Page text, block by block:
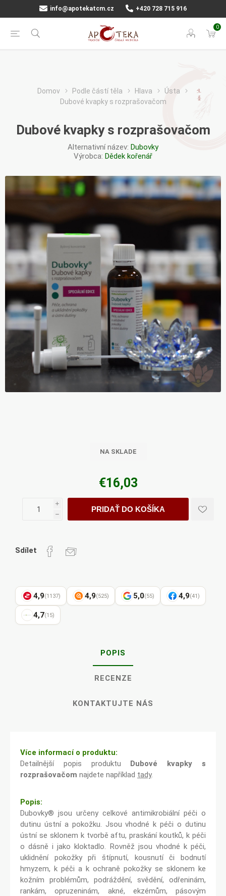
info@apotekatcm.cz +420 728 715 916
0
Domov Podle částí těla Hlava
Ústa
Dubové kvapky s rozprašovačom
Dubové kvapky s rozprašovačom
Alternativní název: Dubovky
Výrobca: Dědek kořenář
NA SKLADE
€16,03
i
h
PRIDAŤ DO KOŠÍKA
Sdílet
4,9(1137) 4,9(525) 5,0(55) 4,9(41)
4,7(15)
POPIS
RECENZE
KONTAKTUJTE NÁS
Více informací o produktu:
Detailnější popis produktu Dubové kvapky s
rozprašovačom najdete například tady.
Popis:
Dubovky® jsou určeny celkové antimikrobiální péči o
dutinu ústní a pokožku. Jsou vhodné k péči o dutinu
ústní se sklonem k tvorbě aftu, praskání koutků, k péči
o dásně i jako kloktadlo. Rovněž jsou vhodné k péči,
uklidnění pokožky při štípnutí, kousnutí či bodnutí
hmyzem, k péči a k ochraně pokožky se sklonem ke
kožním problémům, podráždění, svědění, odřeninám,
rankám, opruzeninám, akné, ekzémům, pásovým